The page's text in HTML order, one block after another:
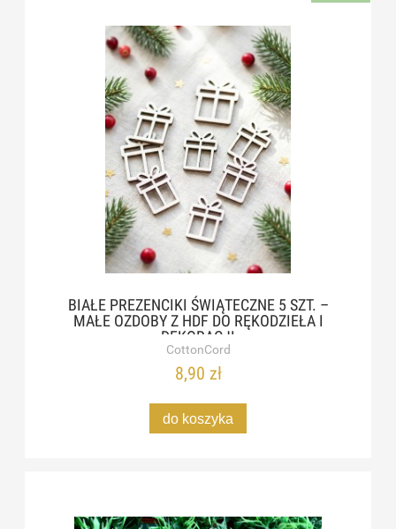
BIAŁE PREZENCIKI ŚWIĄTECZNE 5 SZT. –
MAŁE OZDOBY Z HDF DO RĘKODZIEŁA I
DEKORACJI
CottonCord
8,90 zł
do koszyka